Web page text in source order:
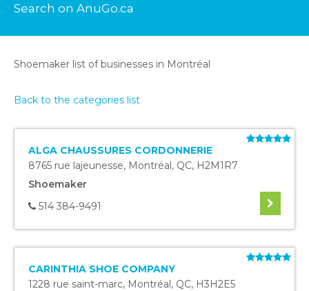
Search on AnuGo.ca
Shoemaker list of businesses in Montréal
Back to the categories list
ALGA CHAUSSURES CORDONNERIE
8765 rue lajeunesse, Montréal, QC, H2M1R7
Shoemaker
514 384-9491
CARINTHIA SHOE COMPANY
1228 rue saint-marc, Montréal, QC, H3H2E5